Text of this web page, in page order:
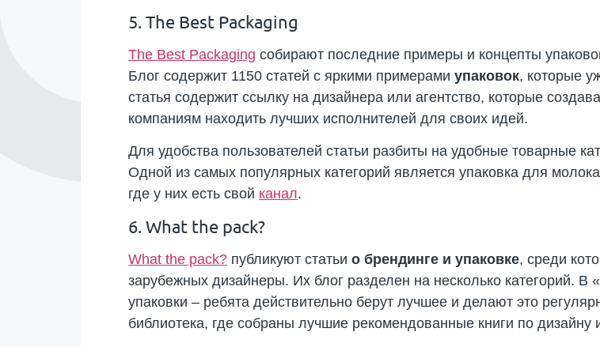
5. The Best Packaging
The Best Packaging собирают последние примеры и концепты
Блог содержит 1150 статей с яркими примерами упаковок, которые
статья содержит ссылку на дизайнера или агентство, которые
компаниям находить лучших исполнителей для своих идей.
Для удобства пользователей статьи разбиты на удобные товарные
Одной из самых популярных категорий является упаковка для
где у них есть свой канал.
6. What the pack?
What the pack? публикуют статьи о брендинге и упаковке, среди
зарубежных дизайнеры. Их блог разделен на несколько категорий. В «
упаковки – ребята действительно берут лучшее и делают это
библиотека, где собраны лучшие рекомендованные книги по дизайну